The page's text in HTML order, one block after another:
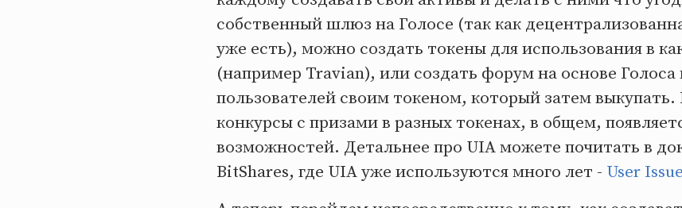
собственный шлюз на Голосе (так как
уже есть), можно создать токены для использования в
(например Travian), или создать форум на основе Голоса
пользователей своим токеном, который затем
конкурсы с призами в разных токенах, в общем,
возможностей. Детальнее про UIA можете почитать в
BitShares, где UIA уже используются много лет - User